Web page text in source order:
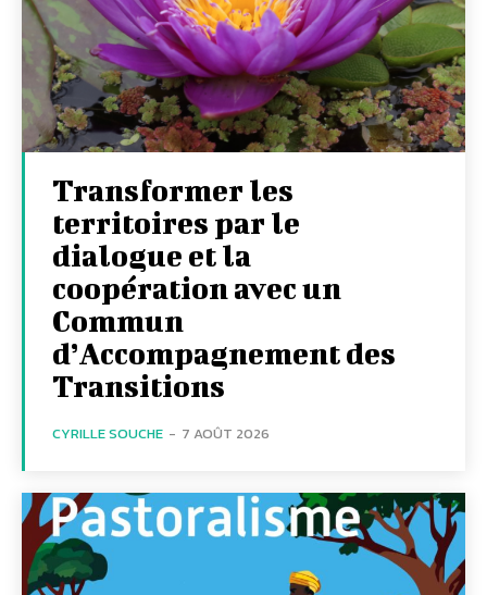
Transformer les
territoires par le
dialogue et la
coopération avec un
Commun
d’Accompagnement des
Transitions
CYRILLE SOUCHE - 7 AOÛT 2026